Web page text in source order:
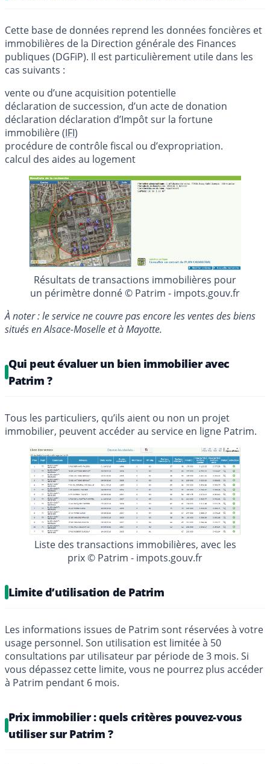
Cette base de données reprend les données foncières et
immobilières de la Direction générale des Finances
publiques (DGFiP). Il est particulièrement utile dans les
cas suivants :
vente ou d’une acquisition potentielle
déclaration de succession, d’un acte de donation
déclaration déclaration d’Impôt sur la fortune
immobilière (IFI)
procédure de contrôle fiscal ou d’expropriation.
calcul des aides au logement
Résultats de transactions immobilières pour
un périmètre donné © Patrim - impots.gouv.fr
À noter : le service ne couvre pas encore les ventes des biens
situés en Alsace-Moselle et à Mayotte.
Qui peut évaluer un bien immobilier avec
Patrim ?
Tous les particuliers, qu’ils aient ou non un projet
immobilier, peuvent accéder au service en ligne Patrim.
Liste des transactions immobilières, avec les
prix © Patrim - impots.gouv.fr
Limite d’utilisation de Patrim
Les informations issues de Patrim sont réservées à votre
usage personnel. Son utilisation est limitée à 50
consultations par utilisateur par période de 3 mois. Si
vous dépassez cette limite, vous ne pourrez plus accéder
à Patrim pendant 6 mois.
Prix immobilier : quels critères pouvez-vous
utiliser sur Patrim ?